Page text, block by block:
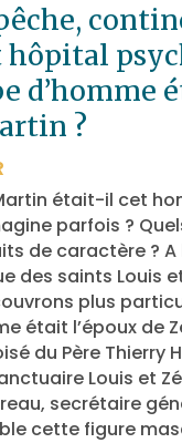
hôpital
d’homme
?
était-il cet
parfois ?
de caractère ? A
des saints Louis
plus
était l’époux de
du Père Thierry
Louis et
secrétaire
cette figure